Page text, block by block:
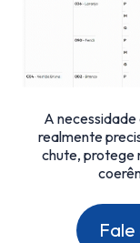
A
realmente
chute, protege